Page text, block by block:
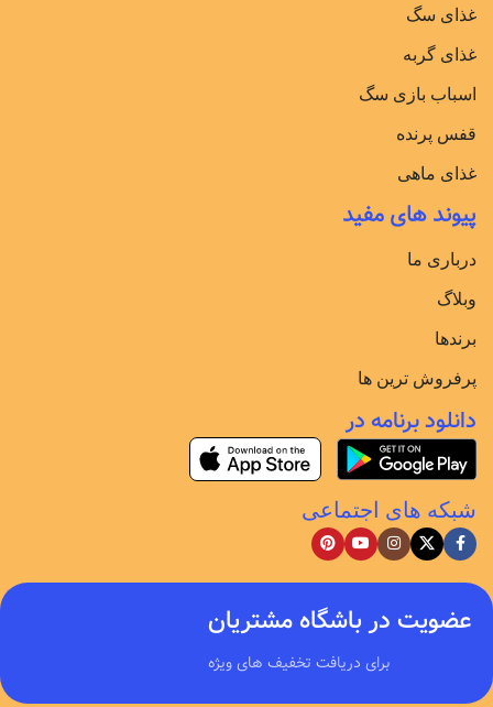
غذای سگ
غذای گربه
اسباب بازی سگ
قفس پرنده
غذای ماهی
پیوند های مفید
درباری ما
وبلاگ
برندها
پرفروش ترین ها
دانلود برنامه در
شبکه های اجتماعی
عضویت در باشگاه مشتریان
برای دریافت تخفیف های ویژه